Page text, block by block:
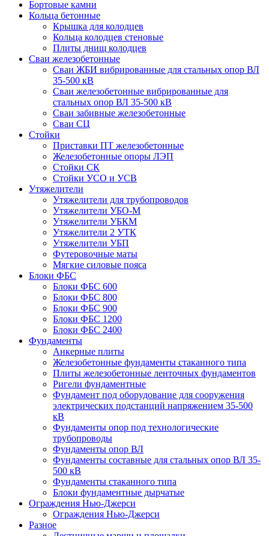
Бортовые камни
Кольца бетонные
Крышка для колодцев
Кольца колодцев стеновые
Плиты днищ колодцев
Сваи железобетонные
Сваи ЖБИ вибрированные для стальных опор ВЛ
35-500 кВ
Сваи железобетонные вибрированные для
стальных опор ВЛ 35-500 кВ
Сваи забивные железобетонные
Сваи СЦ
Стойки
Приставки ПТ железобетонные
Железобетонные опоры ЛЭП
Стойки СК
Стойки УСО и УСВ
Утяжелители
Утяжелители для трубопроводов
Утяжелители УБО-М
Утяжелители УБКМ
Утяжелители 2 УТК
Утяжелители УБП
Футеровочные маты
Мягкие силовые пояса
Блоки ФБС
Блоки ФБС 600
Блоки ФБС 800
Блоки ФБС 900
Блоки ФБС 1200
Блоки ФБС 2400
Фундаменты
Анкерные плиты
Железобетонные фундаменты стаканного типа
Плиты железобетонные ленточных фундаментов
Ригели фундаментные
Фундамент под оборудование для сооружения
электрических подстанций напряжением 35-500
кВ
Фундаменты опор под технологические
трубопроводы
Фундаменты опор ВЛ
Фундаменты составные для стальных опор ВЛ 35-
500 кВ
Фундаменты стаканного типа
Блоки фундаментные дырчатые
Ограждения Нью-Джерси
Ограждения Нью-Джерси
Разное